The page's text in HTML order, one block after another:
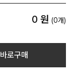
0 원 (0개)
바로구매